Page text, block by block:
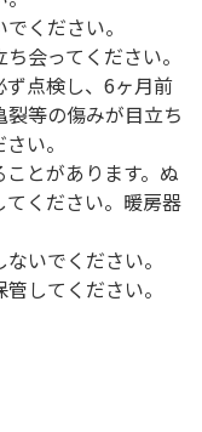
ください。
会ってください。
点検し、6ヶ月前
等の傷みが目立ち
い。
とがあります。ぬ
ください。暖房器
いでください。
してください。